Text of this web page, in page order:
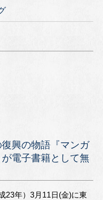
興の物語『マンガ
電子書籍として無
23年）3月11日(金)に東